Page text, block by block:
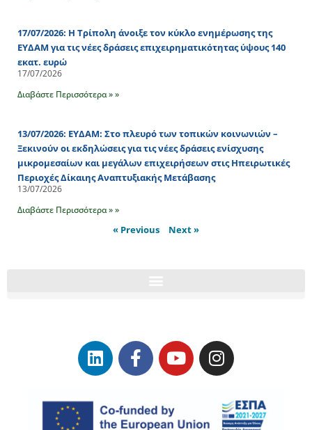
17/07/2026: Η Τρίπολη άνοιξε τον κύκλο ενημέρωσης της
ΕΥΔΑΜ για τις νέες δράσεις επιχειρηματικότητας ύψους 140
εκατ. ευρώ
17/07/2026
Διαβάστε Περισσότερα » »
13/07/2026: ΕΥΔΑΜ: Στο πλευρό των τοπικών κοινωνιών –
Ξεκινούν οι εκδηλώσεις για τις νέες δράσεις ενίσχυσης
μικρομεσαίων και μεγάλων επιχειρήσεων στις Ηπειρωτικές
Περιοχές Δίκαιης Αναπτυξιακής Μετάβασης
13/07/2026
Διαβάστε Περισσότερα » »
« Previous Next »